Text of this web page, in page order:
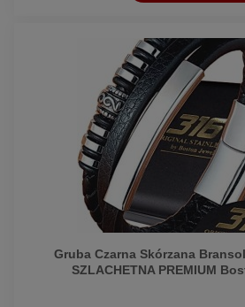
Gruba Czarna Skórzana
SZLACHETNA PREMIUM